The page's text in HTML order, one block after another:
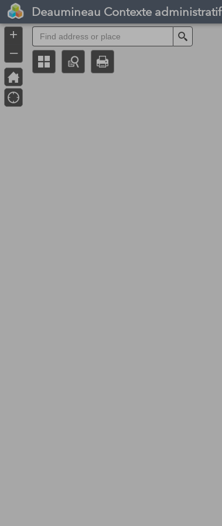
+
–
Controller
Deaumineau Contexte administratif